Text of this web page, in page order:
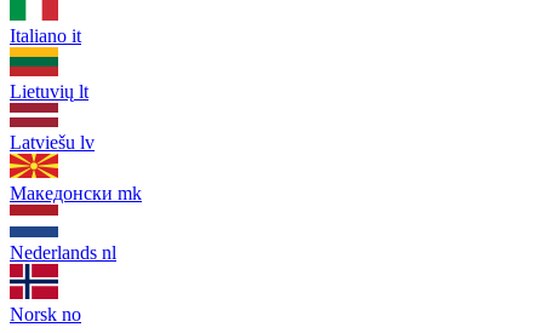
Italiano it
Lietuvių lt
Latviešu lv
Македонски mk
Nederlands nl
Norsk no